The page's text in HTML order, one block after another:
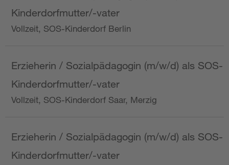
Kinderdorfmutter/-vater
Vollzeit, SOS-Kinderdorf Berlin
Erzieherin / Sozialpädagogin (m/w/d) als SOS-
Kinderdorfmutter/-vater
Vollzeit, SOS-Kinderdorf Saar, Merzig
Erzieherin / Sozialpädagogin (m/w/d) als SOS-
Kinderdorfmutter/-vater